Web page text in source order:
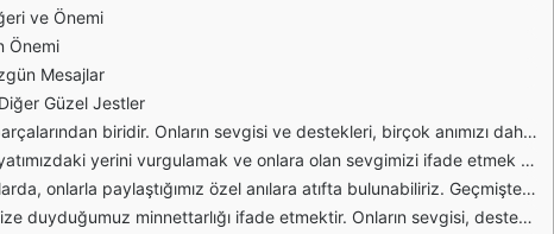
ve Önemi
Önemi
Mesajlar
Güzel Jestler
olan minnetimizi ifade etmek için harika bir fırsattır. Bu özel günde, teyzelerimize olan sevgimizi dile getiren anlamlı mesajlar yazmak, onların gönlünü almak için önemlidir. Sadece bir mesajla değil, aynı zamanda bir sevgiyle dolu bir gönülle onları mutlu edebiliriz.
güçlendiren hem de çocukluk anılarını canlandıran özel kişilerdir. Teyzeler Günü'nde yazacağımız her bir kelime, onlara duyduğumuz saygı ve sevgiyi gösterecektir. Onlara, hayatımıza kattıkları değerleri anlatmak için içten bir dille yazılmış mesajlar tercih edelim.
hatırlamak, aramızdaki bağı güçlendirecek ve onları gülümsetecek bir etki yaratacaktır. Ayrıca, onların hayatımıza kattığı olumlu etkilerden bahsederek, onları ne kadar değerli hissettirebileceğimizi unutmamalıyız.
önemli bir yer tutar. Teyzeler Günü'nde onlara teşekkür etmek, sadece bir mesajla sınırlı kalmamalı; aynı zamanda onların hayatımızdaki önemini vurgulayan bir iletişim olmalıdır. Bu, onları daha da özel hissettirecektir.